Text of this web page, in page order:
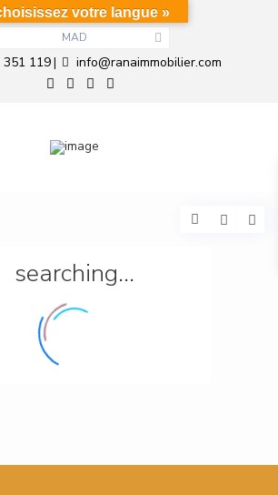
MAD
119| info@ranaimmobilier.com
searching...
votre langue »